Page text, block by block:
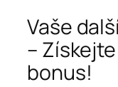
Vaše
–
bonus!